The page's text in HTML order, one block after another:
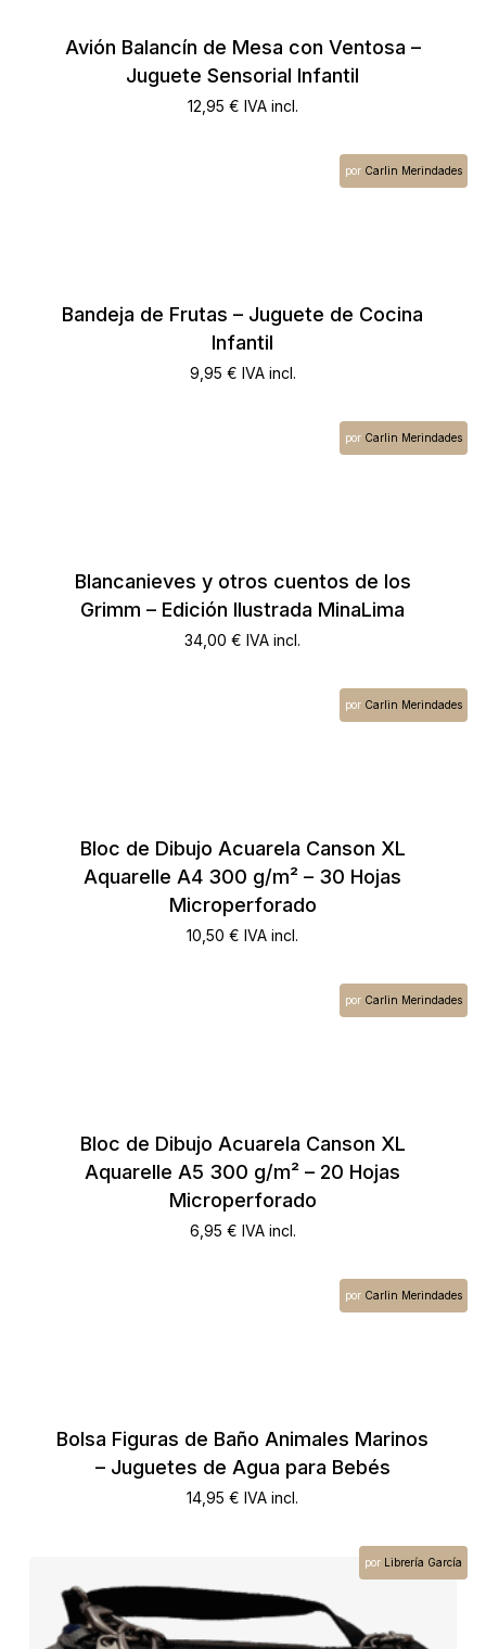
Avión Balancín de Mesa con Ventosa –
Juguete Sensorial Infantil
12,95 € IVA incl.
Bandeja de Frutas – Juguete de Cocina
Infantil
9,95 € IVA incl.
por Carlin Merindades
Blancanieves y otros cuentos de los
Grimm – Edición Ilustrada MinaLima
34,00€ IVA incl.
por Carlin Merindades
Bloc de Dibujo Acuarela Canson XL
Aquarelle A4 300 g/m² – 30 Hojas
Microperforado
10,50€ IVA incl.
por Carlin Merindades
Bloc de Dibujo Acuarela Canson XL
Aquarelle A5 300 g/m² – 20 Hojas
Microperforado
6,95 € IVA incl.
por Carlin Merindades
Bolsa Figuras de Baño Animales Marinos
– Juguetes de Agua para Bebés
14,95€ IVA incl.
por Carlin Merindades
por Librería García